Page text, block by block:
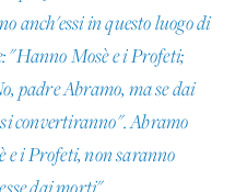
anch'essi in questo luogo di
"Hanno Mosè e i Profeti;
padre Abramo, ma se dai
convertiranno". Abramo
e i Profeti, non saranno